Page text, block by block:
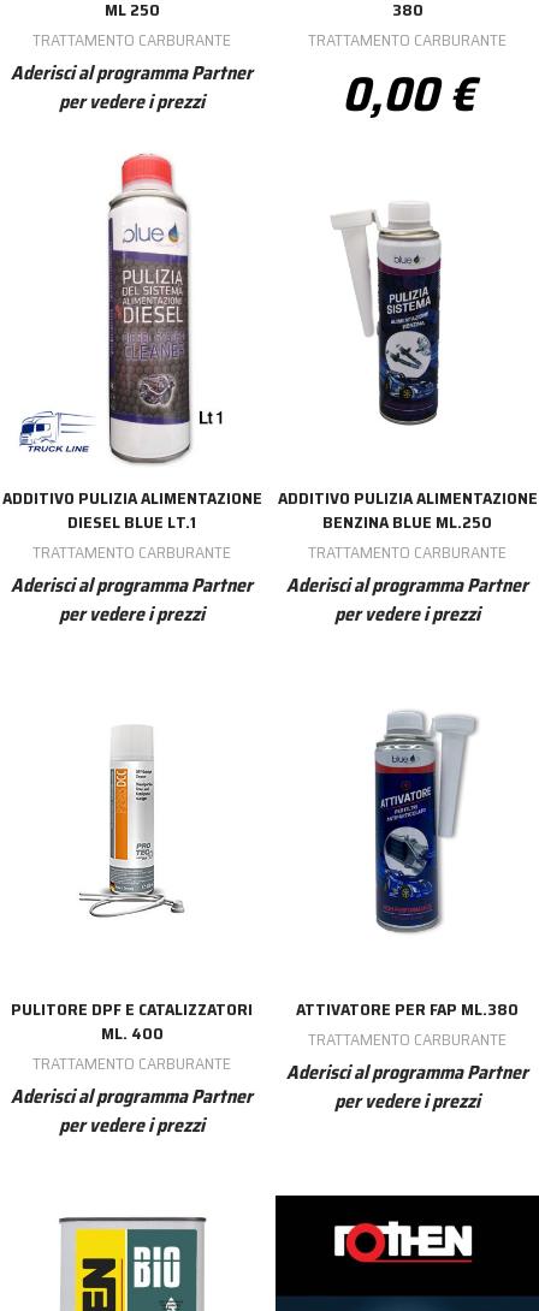
ML 250
TRATTAMENTO CARBURANTE
Aderisci al programma Partner
per vedere i prezzi
380
TRATTAMENTO CARBURANTE
0,00 €
ADDITIVO PULIZIA ALIMENTAZIONE
DIESEL BLUE LT.1
TRATTAMENTO CARBURANTE
Aderisci al programma Partner
per vedere i prezzi
ADDITIVO PULIZIA ALIMENTAZIONE
BENZINA BLUE ML.250
TRATTAMENTO CARBURANTE
Aderisci al programma Partner
per vedere i prezzi
PULITORE DPF E CATALIZZATORI
ML. 400
TRATTAMENTO CARBURANTE
Aderisci al programma Partner
per vedere i prezzi
ATTIVATORE PER FAP ML.380
TRATTAMENTO CARBURANTE
Aderisci al programma Partner
per vedere i prezzi